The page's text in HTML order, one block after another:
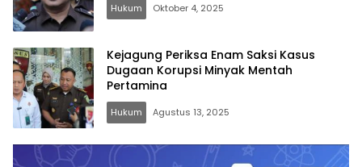
Hukum Oktober 4, 2025
Kejagung Periksa Enam Saksi Kasus
Dugaan Korupsi Minyak Mentah
Pertamina
Hukum Agustus 13, 2025